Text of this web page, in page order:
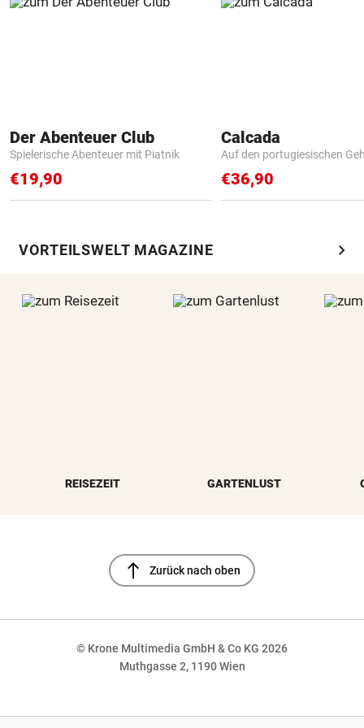
Der Abenteuer Club
Spielerische Abenteuer mit Piatnik
€19,90
Calcada
Auf den portugiesischen
€36,90
VORTEILSWELT MAGAZINE chevron_right
REISEZEIT GARTENLUST
north Zurück nach oben
© Krone Multimedia GmbH & Co KG 2026
Muthgasse 2, 1190 Wien
NaN%